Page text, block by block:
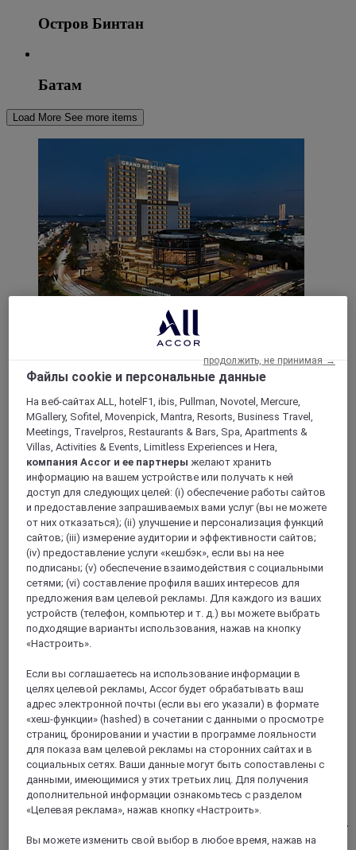
Остров Бинтан
Батам
Load More See more items
Grand Mercure Батам Центр
Отель Grand Mercure Батам Центр предлагает
пребывание в 230 прекрасных номерах и люксах, где
современная элегантность сочетается с местным
шармом. Попробуйте изысканные блюда в Ambrosia All
Day Dining и Celeste Cafe & Lounge, а также оцените
традиционный расслабляющий массаж, это сделает ваш
отдых просто незабываемым. Отель идеально подходит
как для отдыха, так и для деловых людей. Это не просто
место для отдыха, это приглашение погрузиться в мир
уюта и культурного наследия.
4,4/5Rated 4,4 of 5
СИНГАПУР, Сингапур
Grand Mercure Сингапур Рокси
Отель Grand Mercure Сингапур Рокси в оживленном
Катонге - это идеальное сочетание комфорта и культуры.
Остановитесь в отеле в 2 шагах от станции MRT Marine
Файлы cookie и персональные данные
На веб-сайтах ALL, hotelF1, ibis, Pullman, Novotel, Mercure,
MGallery, Sofitel, Movenpick, Mantra, Resorts, Business Travel,
Meetings, Travelpros, Restaurants & Bars, Spa, Apartments &
Villas, Activities & Events, Limitless Experiences и Hera,
компания Accor и ее партнеры желают хранить
информацию на вашем устройстве или получать к ней
доступ для следующих целей: (i) обеспечение работы сайтов
и предоставление запрашиваемых вами услуг (вы не можете
от них отказаться); (ii) улучшение и персонализация функций
сайтов; (iii) измерение аудитории и эффективности сайтов;
(iv) предоставление услуги «кешбэк», если вы на нее
подписаны; (v) обеспечение взаимодействия с социальными
сетями; (vi) составление профиля ваших интересов для
предложения вам целевой рекламы. Для каждого из ваших
устройств (телефон, компьютер и т. д.) вы можете выбрать
подходящие варианты использования, нажав на кнопку
«Настроить».
Если вы соглашаетесь на использование информации в
целях целевой рекламы, Accor будет обрабатывать ваш
адрес электронной почты (если вы его указали) в формате
«хеш-функции» (hashed) в сочетании с данными о просмотре
страниц, бронировании и участии в программе лояльности
для показа вам целевой рекламы на сторонних сайтах и в
социальных сетях. Ваши данные могут быть сопоставлены с
данными, имеющимися у этих третьих лиц. Для получения
дополнительной информации ознакомьтесь с разделом
«Целевая реклама», нажав кнопку «Настроить».
Вы можете изменить свой выбор в любое время, нажав на
продолжить, не принимая →